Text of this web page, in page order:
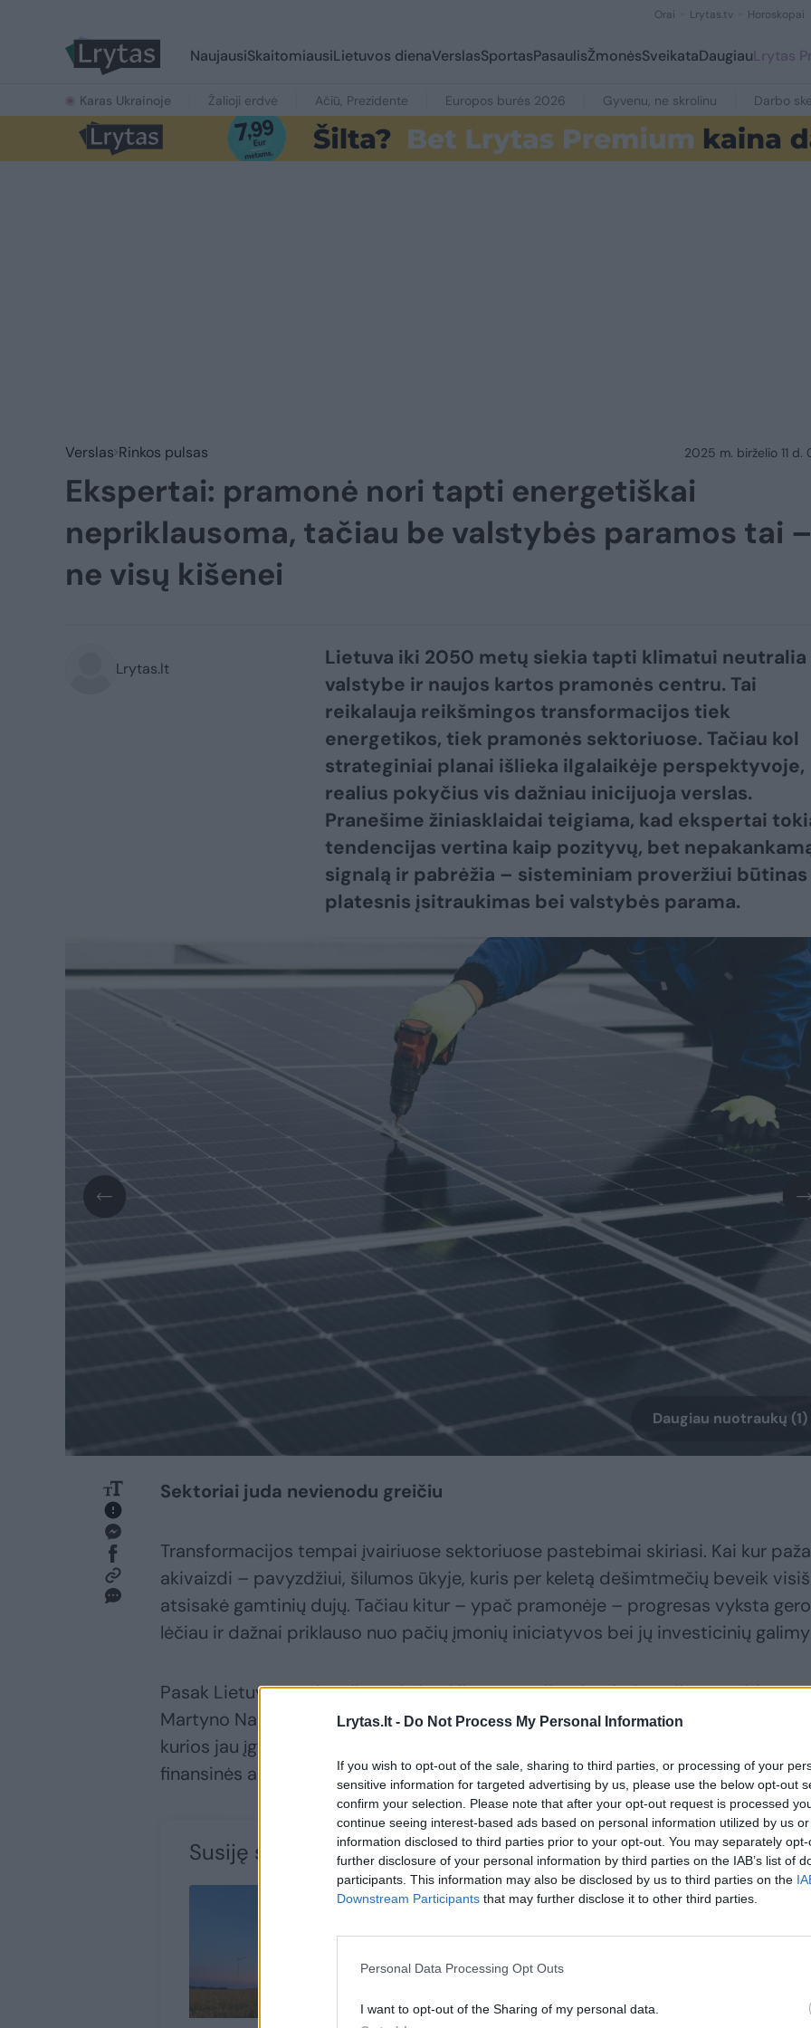
Lrytas.lt - Do Not Process My Personal Information
If you wish to opt-out of the sale, sharing to third parties, or processing of your
sensitive information for targeted advertising by us, please use the below opt-out
confirm your selection. Please note that after your opt-out request is processed
continue seeing interest-based ads based on personal information utilized by us
information disclosed to third parties prior to your opt-out. You may separately
further disclosure of your personal information by third parties on the IAB’s list of
participants. This information may also be disclosed by us to third parties on the
Downstream Participants that may further disclose it to other third parties.
Personal Data Processing Opt Outs
I want to opt-out of the Sharing of my personal data.
Orai Lrytas.tv Horoskopai
NaujausiSkaitomiausiLietuvos dienaVerslasSportasPasaulisŽmonėsSveikataDaugiauLrytas
Karas Ukrainoje Žalioji erdvė Ačiū, Prezidente Europos burės 2026 Gyvenu, ne skrolinu Darbo
Verslas Rinkos pulsas 2025 m. birželio 11
Ekspertai: pramonė nori tapti energetiškai
nepriklausoma, tačiau be valstybės paramos tai
ne visų kišenei
Lrytas.lt
Lietuva iki 2050 metų siekia tapti klimatui neutralia
valstybe ir naujos kartos pramonės centru. Tai
reikalauja reikšmingos transformacijos tiek
energetikos, tiek pramonės sektoriuose. Tačiau kol
strateginiai planai išlieka ilgalaikėje perspektyvoje,
realius pokyčius vis dažniau inicijuoja verslas.
Pranešime žiniasklaidai teigiama, kad ekspertai
tendencijas vertina kaip pozityvų, bet
signalą ir pabrėžia – sisteminiam proveržiui būtinas
platesnis įsitraukimas bei valstybės parama.
Daugiau nuotraukų (1)
Sektoriai juda nevienodu greičiu
Transformacijos tempai įvairiuose sektoriuose pastebimai skiriasi. Kai kur
akivaizdi – pavyzdžiui, šilumos ūkyje, kuris per keletą dešimtmečių beveik
atsisakė gamtinių dujų. Tačiau kitur – ypač pramonėje – progresas vyksta
lėčiau ir dažnai priklauso nuo pačių įmonių iniciatyvos bei jų investicinių
Pasak Lietuvos atsinaujinančių išteklių energetikos konfederacijos prezidento
Martyno Nagevičiaus, būtent pramonėje ryškiai matomas kontrastas tarp
kurios jau įgyvendina energijos transformacijos sprendimus, ir tų, kurias
finansinės ar reguliacinės kliūtys.
Susiję straipsniai